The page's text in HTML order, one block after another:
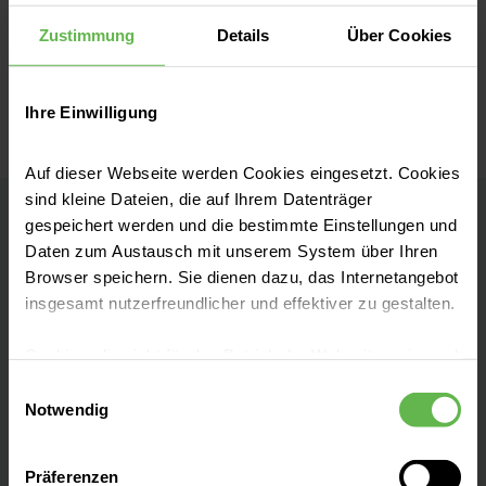
Zustimmung Details Über Cookies
Ihre Einwilligung
Auf dieser Webseite werden Cookies eingesetzt. Cookies
sind kleine Dateien, die auf Ihrem Datenträger
gespeichert werden und die bestimmte Einstellungen und
Daten zum Austausch mit unserem System über Ihren
Browser speichern. Sie dienen dazu, das Internetangebot
insgesamt nutzerfreundlicher und effektiver zu gestalten.
eingesetzt werden.
Es steht Ihnen frei, unsere Seite mit nur den notwendigen
Notwendig
Präferenzen
Teilnehmendenaktivein, erweitern ihr
Wissenund machen zudem noch Spaß.
Lernen Sie unsere vielfältigen Workshops
anderen Unternehmen erfolgreich
umgesetzt haben. Kein passendes Thema
dabei? Kein Problem. Wir konzipieren
einenindividuellen Workshopfür Ihr
Unternehmen – auf Wunsch auchonline.
Präventive Check-Ups &
Alles aus einer Hand
Arbeits- und Organisationspsychologie.
gesundheitsfördernde